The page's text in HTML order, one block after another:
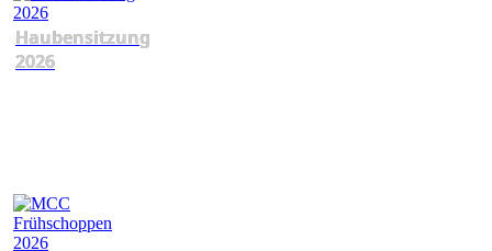
Haubensitzung
2026